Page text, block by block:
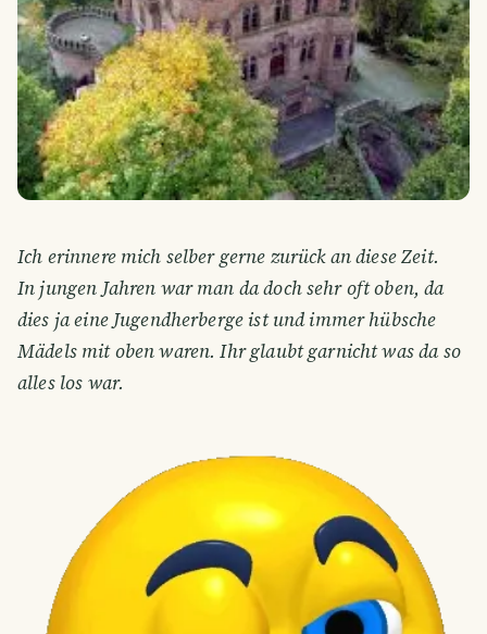
Ich erinnere mich selber gerne zurück an diese Zeit.
In jungen Jahren war man da doch sehr oft oben, da
dies ja eine Jugendherberge ist und immer hübsche
Mädels mit oben waren. Ihr glaubt garnicht was da so
alles los war.